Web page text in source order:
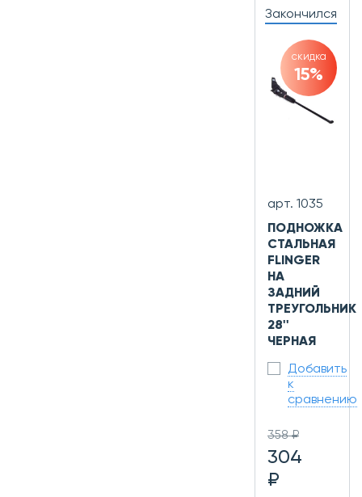
Закончился
скидка
15%
арт. 1035
ПОДНОЖКА
СТАЛЬНАЯ
FLINGER
НА
ЗАДНИЙ
ТРЕУГОЛЬНИК
28''
ЧЕРНАЯ
Добавить
к
сравнению
358 ₽
304
₽